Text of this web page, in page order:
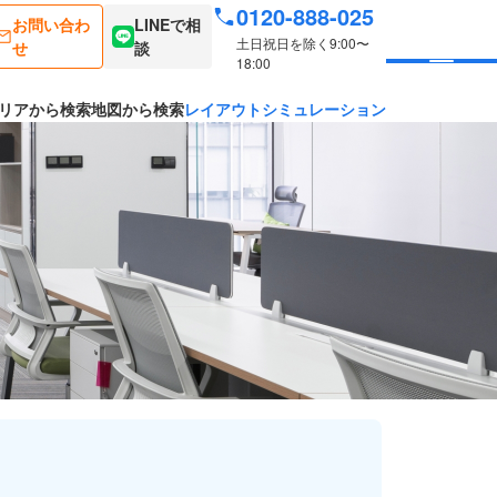
お問い合わ
せ
LINEで相
談
0120-888-025
土日祝日を除く9:00〜
18:00
アから検索地図から検索レイアウトシミュレーション